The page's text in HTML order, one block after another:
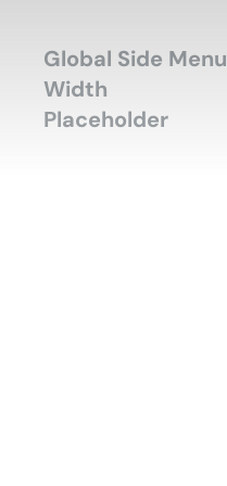
Global Side Menu
Width
Placeholder